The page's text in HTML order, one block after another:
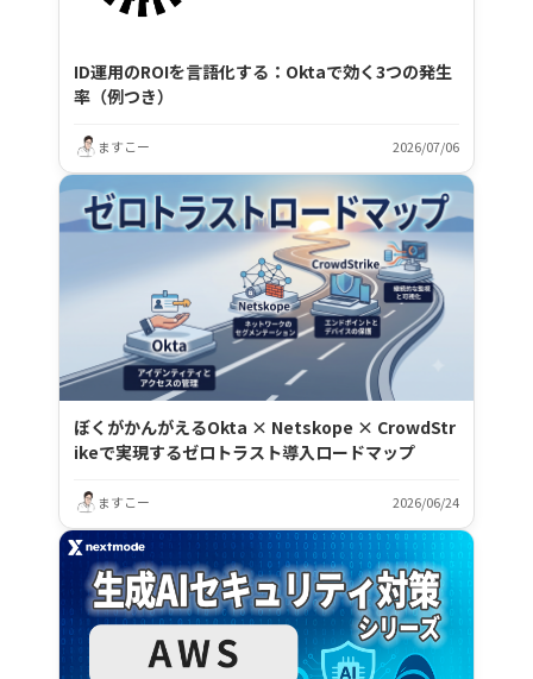
ID運用のROIを言語化する：Oktaで効く3つの発生
率（例つき）
ますこー 2026/07/06
ぼくがかんがえるOkta × Netskope × CrowdStr
ikeで実現するゼロトラスト導入ロードマップ
ますこー 2026/06/24